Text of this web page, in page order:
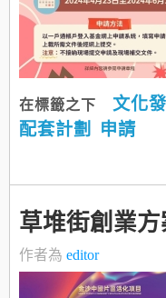
在標籤之下 文化
配套計劃
申請
草堆街創業
作者為 editor